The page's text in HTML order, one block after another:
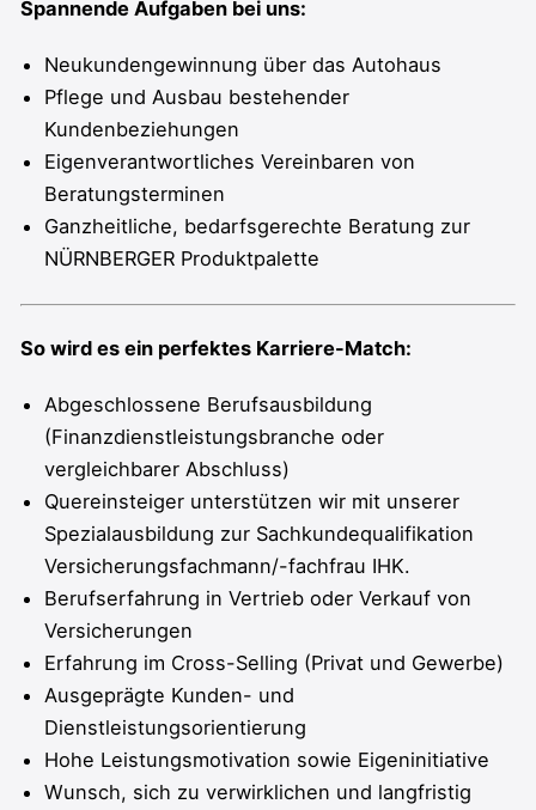
Spannende Aufgaben bei uns:
Neukundengewinnung über das Autohaus
Pflege und Ausbau bestehender
Kundenbeziehungen
Eigenverantwortliches Vereinbaren von
Beratungsterminen
Ganzheitliche, bedarfsgerechte Beratung zur
NÜRNBERGER Produktpalette
So wird es ein perfektes Karriere-Match:
Abgeschlossene Berufsausbildung
(Finanzdienstleistungsbranche oder
vergleichbarer Abschluss)
Quereinsteiger unterstützen wir mit unserer
Spezialausbildung zur Sachkundequalifikation
Versicherungsfachmann/-fachfrau IHK.
Berufserfahrung in Vertrieb oder Verkauf von
Versicherungen
Erfahrung im Cross-Selling (Privat und Gewerbe)
Ausgeprägte Kunden- und
Dienstleistungsorientierung
Hohe Leistungsmotivation sowie Eigeninitiative
Wunsch, sich zu verwirklichen und langfristig